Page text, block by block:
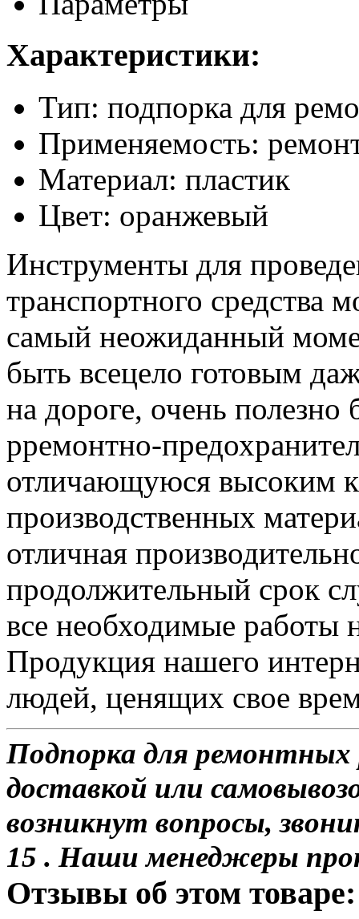
Характеристики:
Тип: подпорка для
Применяемость:
Материал: пластик
Цвет: оранжевый
Инструменты для
транспортного средства
самый неожиданный
быть всецело готовым
на дороге, очень полезно
рремонтно-
отличающуюся высоким
производственных
отличная
продолжительный срок
все необходимые работы
Продукция нашего
людей, ценящих свое
Подпорка для
доставкой или
возникнут вопросы,
15 . Наши менеджеры
Отзывы об этом товаре: